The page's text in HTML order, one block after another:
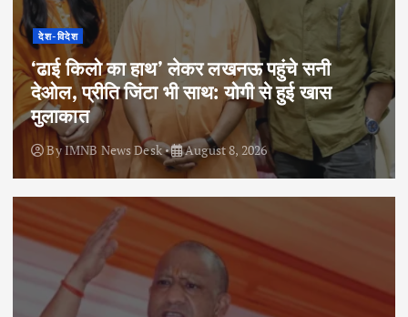
देश-विदेश
‘ढाई किलो का हाथ’ लेकर लखनऊ पहुंचे सनी
देओल, प्रीति जिंटा भी साथ: योगी से हुई खास
मुलाकात
ByIMNB News Desk August 8, 2026